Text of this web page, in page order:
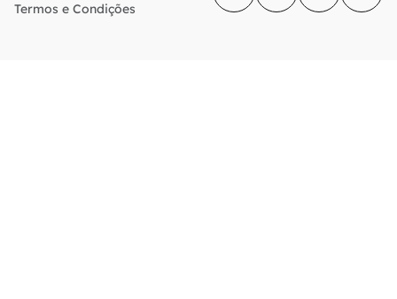
Termos e Condições